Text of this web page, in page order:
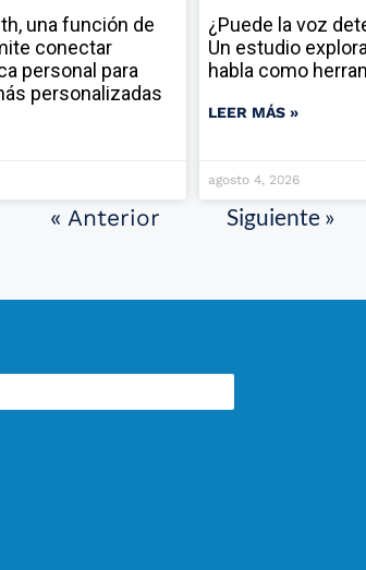
una función de
conectar
personal para
personalizadas
¿Puede la voz
Un estudio
habla como
LEER MÁS »
agosto 4, 2026
« Anterior Siguiente »